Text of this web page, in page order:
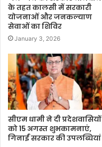
के तहत कालसी में सरकारी
योजनाओं और जनकल्याण
सेवाओं का शिविर
January 3, 2026
सीएम धामी ने दी प्रदेशवासियों
को 15 अगस्त शुभकामनाएं,
गिनाईं सरकार की उपलब्धियां